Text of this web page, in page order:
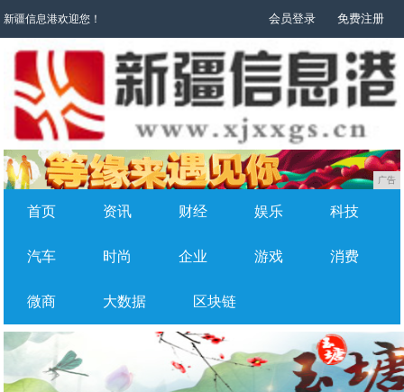
新疆信息港欢迎您！ 会员登录 免费注册
广告
首页 资讯 财经 娱乐 科技
汽车 时尚 企业 游戏 消费
微商 大数据 区块链